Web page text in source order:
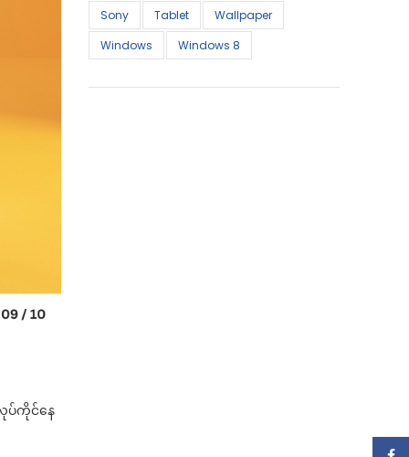
ပ်ကိုင်နေ
Sony
Tablet
Wallpaper
Windows
Windows 8